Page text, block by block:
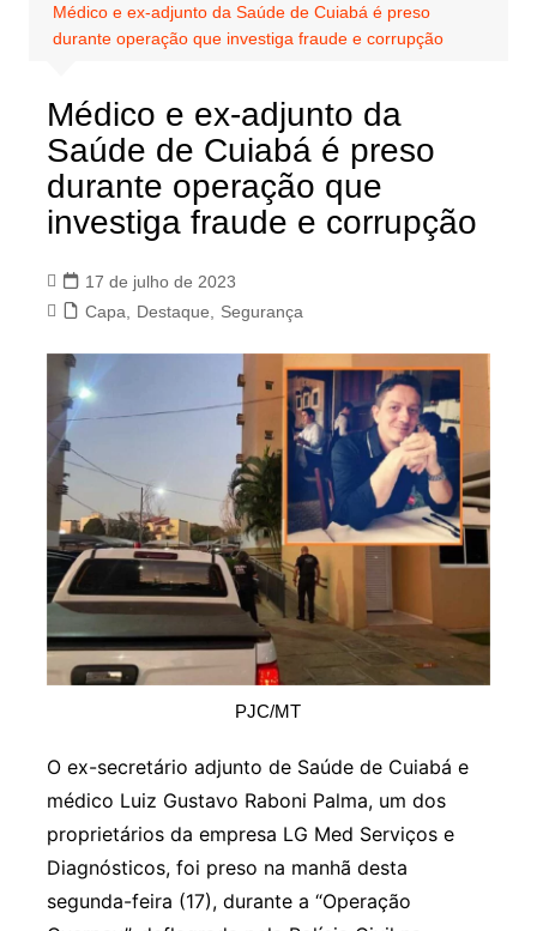
Médico e ex-adjunto da Saúde de Cuiabá é preso
durante operação que investiga fraude e corrupção
Médico e ex-adjunto da
Saúde de Cuiabá é preso
durante operação que
investiga fraude e corrupção
17 de julho de 2023
Capa
Destaque Segurança
PJC/MT
O ex-secretário adjunto de Saúde de Cuiabá e
médico Luiz Gustavo Raboni Palma, um dos
proprietários da empresa LG Med Serviços e
Diagnósticos, foi preso na manhã desta
segunda-feira (17), durante a “Operação